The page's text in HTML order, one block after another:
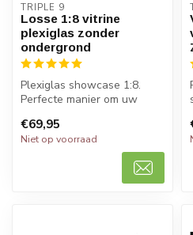
TRIPLE 9
Losse 1:8 vitrine
plexiglas zonder
ondergrond
Plexiglas showcase 1:8.
Perfecte manier om uw
modele...
€69,95
Niet op voorraad